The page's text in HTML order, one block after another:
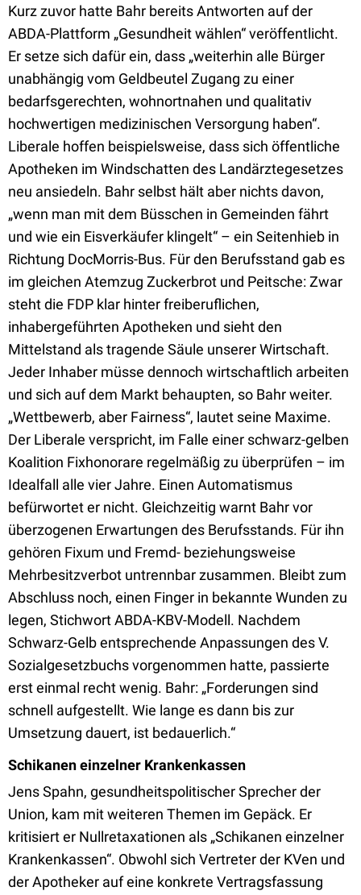
Kurz zuvor hatte Bahr bereits Antworten auf der
ABDA-Plattform „Gesundheit wählen“ veröffentlicht.
Er setze sich dafür ein, dass „weiterhin alle Bürger
unabhängig vom Geldbeutel Zugang zu einer
bedarfsgerechten, wohnortnahen und qualitativ
hochwertigen medizinischen Versorgung haben“.
Liberale hoffen beispielsweise, dass sich öffentliche
Apotheken im Windschatten des Landärztegesetzes
neu ansiedeln. Bahr selbst hält aber nichts davon,
„wenn man mit dem Büsschen in Gemeinden fährt
und wie ein Eisverkäufer klingelt“ – ein Seitenhieb in
Richtung DocMorris-Bus. Für den Berufsstand gab es
im gleichen Atemzug Zuckerbrot und Peitsche: Zwar
steht die FDP klar hinter freiberuflichen,
inhabergeführten Apotheken und sieht den
Mittelstand als tragende Säule unserer Wirtschaft.
Jeder Inhaber müsse dennoch wirtschaftlich arbeiten
und sich auf dem Markt behaupten, so Bahr weiter.
„Wettbewerb, aber Fairness“, lautet seine Maxime.
Der Liberale verspricht, im Falle einer schwarz-gelben
Koalition Fixhonorare regelmäßig zu überprüfen – im
Idealfall alle vier Jahre. Einen Automatismus
befürwortet er nicht. Gleichzeitig warnt Bahr vor
überzogenen Erwartungen des Berufsstands. Für ihn
gehören Fixum und Fremd- beziehungsweise
Mehrbesitzverbot untrennbar zusammen. Bleibt zum
Abschluss noch, einen Finger in bekannte Wunden zu
legen, Stichwort ABDA-KBV-Modell. Nachdem
Schwarz-Gelb entsprechende Anpassungen des V.
Sozialgesetzbuchs vorgenommen hatte, passierte
erst einmal recht wenig. Bahr: „Forderungen sind
schnell aufgestellt. Wie lange es dann bis zur
Umsetzung dauert, ist bedauerlich.“
Schikanen einzelner Krankenkassen
Jens Spahn, gesundheitspolitischer Sprecher der
Union, kam mit weiteren Themen im Gepäck. Er
kritisiert er Nullretaxationen als „Schikanen einzelner
Krankenkassen“. Obwohl sich Vertreter der KVen und
der Apotheker auf eine konkrete Vertragsfassung